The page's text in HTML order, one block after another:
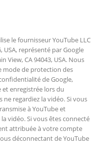
le fournisseur YouTube LLC
USA, représenté par Google
View, CA 94043, USA. Nous
mode de protection des
de Google,
et enregistrée lors du
regardiez la vidéo. Si vous
à YouTube et
vidéo. Si vous êtes connecté
attribuée à votre compte
déconnectant de YouTube